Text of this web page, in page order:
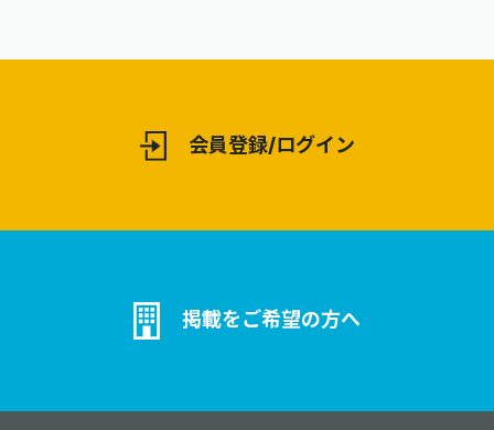
会員登録/ログイン
掲載をご希望の方へ